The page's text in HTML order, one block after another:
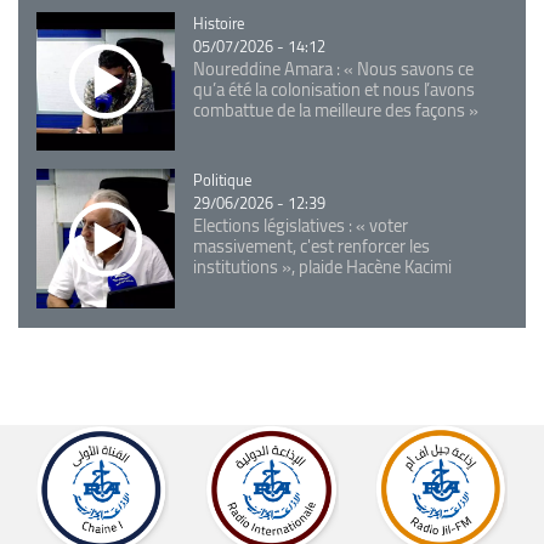
Catégorie
Histoire
05/07/2026 - 14:12
Noureddine Amara : « Nous savons ce
qu’a été la colonisation et nous l’avons
combattue de la meilleure des façons »
Catégorie
Politique
29/06/2026 - 12:39
Elections législatives : « voter
massivement, c'est renforcer les
institutions », plaide Hacène Kacimi